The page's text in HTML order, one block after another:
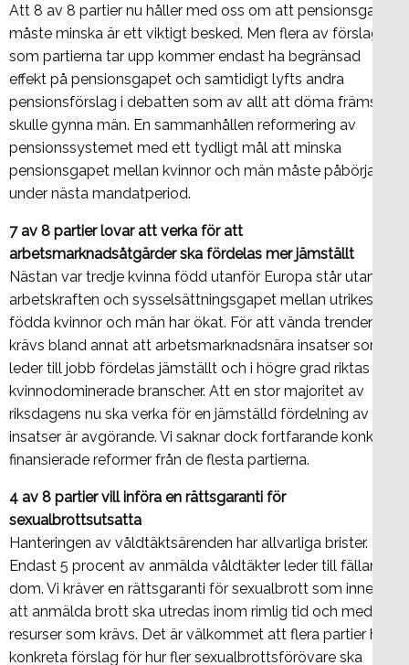
Att 8 av 8 partier nu håller med oss om att pensionsgapet
måste minska är ett viktigt besked. Men flera av förslagen
som partierna tar upp kommer endast ha begränsad
effekt på pensionsgapet och samtidigt lyfts andra
pensionsförslag i debatten som av allt att döma främst
skulle gynna män. En sammanhållen reformering av
pensionssystemet med ett tydligt mål att minska
pensionsgapet mellan kvinnor och män måste påbörjas
under nästa mandatperiod.
7 av 8 partier lovar att verka föratt
arbetsmarknadsåtgärder ska fördelas mer jämställt
Nästan var tredje kvinna född utanför Europa står utanför
arbetskraften och sysselsättningsgapet mellan utrikes
födda kvinnor och män har ökat. För att vända trenden
krävs bland annat att arbetsmarknadsnära insatser som
leder till jobb fördelas jämställt och i högre grad riktas till
kvinnodominerade branscher. Att en stor majoritet av
riksdagens nu ska verka för en jämställd fördelning av
insatser är avgörande. Vi saknar dock fortfarande konkreta
finansierade reformer från de flesta partierna.
4 av 8 partier vill införa en rättsgaranti för
sexualbrottsutsatta
Hanteringen av våldtäktsärenden har allvarliga brister.
Endast 5 procent av anmälda våldtäkter leder till fällande
dom. Vi kräver en rättsgaranti för sexualbrott som innebär
att anmälda brott ska utredas inom rimlig tid och med de
resurser som krävs. Det är välkommet att flera partier har
konkreta förslag för hur fler sexualbrottsförövare ska